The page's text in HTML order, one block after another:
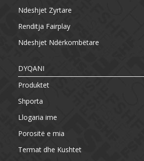
Ndeshjet Zyrtare
Renditja Fairplay
Ndeshjet Ndërkombëtare
DYQANI
Produktet
Shporta
Llogaria ime
Porositë e mia
Termat dhe Kushtet